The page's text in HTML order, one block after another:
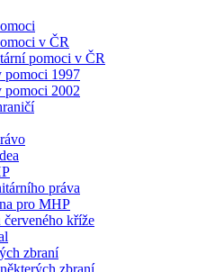
v ČR
pomoci v ČR
pomoci 1997
pomoci 2002
práva
pro MHP
kříže
zbraní